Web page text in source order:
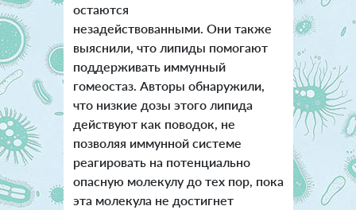
остаются
незадействованными. Они также
выяснили, что липиды помогают
поддерживать иммунный
гомеостаз. Авторы обнаружили,
что низкие дозы этого липида
действуют как поводок, не
позволяя иммунной системе
реагировать на потенциально
опасную молекулу до тех пор, пока
эта молекула не достигнет